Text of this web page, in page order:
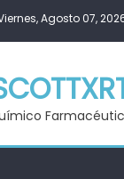
Agosto 07,